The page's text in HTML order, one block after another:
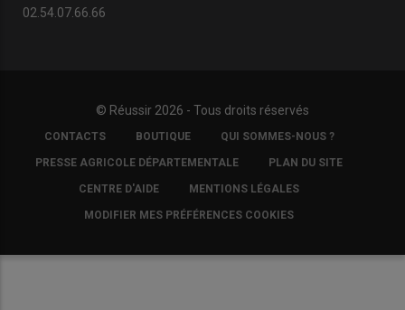
02.54.07.66.66
© Réussir 2026 - Tous droits réservés
FOOTER
COPYRIGHT
CONTACTS BOUTIQUE QUI SOMMES-NOUS ?
PRESSE AGRICOLE DÉPARTEMENTALE PLAN DU SITE
CENTRE D'AIDE MENTIONS LÉGALES
MODIFIER MES PRÉFÉRENCES COOKIES